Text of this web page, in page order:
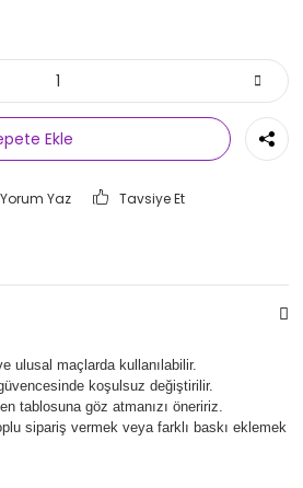
Ekle
Yorum Yaz Tavsiye Et
ulusal maçlarda kullanılabilir.
koşulsuz değiştirilir.
tablosuna göz atmanızı öneririz.
sipariş vermek veya farklı baskı eklemek